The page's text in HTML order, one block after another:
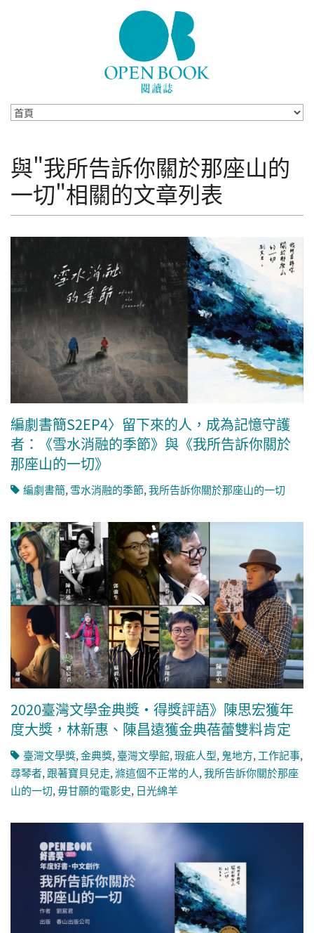
與"我所告訴你關於那座山的
一切"相關的文章列表
編劇書簡S2EP4〉留下來的人，成為記憶守護
者：《雪水消融的季節》與《我所告訴你關於
那座山的一切》
編劇書簡,雪水消融的季節,我所告訴你關於那座山的一切
2020臺灣文學金典獎・得獎評語》陳思宏獲年
度大獎，林新惠、陳昌遠獲金典蓓蕾雙料肯定
臺灣文學獎,金典獎, 臺灣文學館,瑕疵人型, 鬼地方, 工作記事,
尋琴者, 跟著寶貝兒走,滌這個不正常的人,我所告訴你關於那座
山的一切,毋甘願的電影史, 日光綿羊